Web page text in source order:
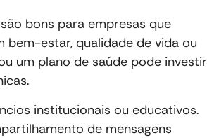
bons para empresas que
estar, qualidade de vida ou
um plano de saúde pode investir
institucionais ou educativos.
de mensagens